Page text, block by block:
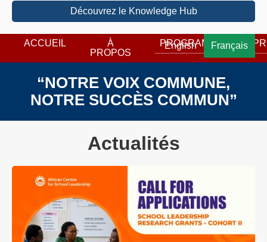
Découvrez le Knowledge Hub
English Français
ACCUEIL
À
PROPOS
PROGRAMMES
“NOTRE VOIX COMMUNE,
NOTRE SUCCÈS COMMUN”
Actualités